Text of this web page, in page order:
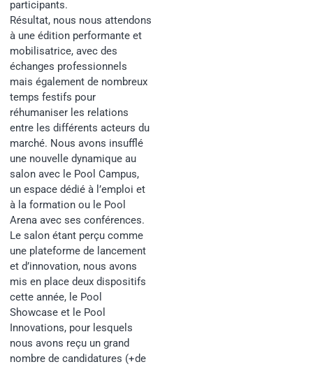
participants.
Résultat, nous nous attendons
à une édition performante et
mobilisatrice, avec des
échanges professionnels
mais également de nombreux
temps festifs pour
réhumaniser les relations
entre les différents acteurs du
marché. Nous avons insufflé
une nouvelle dynamique au
salon avec le Pool Campus,
un espace dédié à l’emploi et
à la formation ou le Pool
Arena avec ses conférences.
Le salon étant perçu comme
une plateforme de lancement
et d’innovation, nous avons
mis en place deux dispositifs
cette année, le Pool
Showcase et le Pool
Innovations, pour lesquels
nous avons reçu un grand
nombre de candidatures (+de